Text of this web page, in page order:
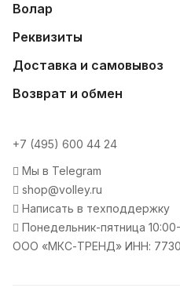
Волар
Реквизиты
Доставка и самовывоз
Возврат и обмен
+7 (495) 600 44 24
Мы в Telegram
shop@volley.ru
Написать в техподдержку
Понедельник-пятница
ООО «МКС-ТРЕНД» ИНН: